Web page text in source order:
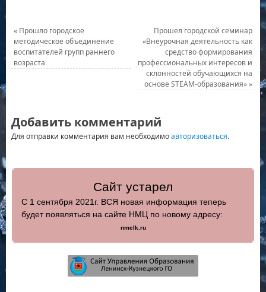
«Прошло городское
методическое объединение
воспитателей групп раннего
возраста
Прошел городской семинар
«Внеурочная деятельность как
средство формирования
профессиональных интересов и
склонностей обучающихся на
основе STEAM-образования»»
Добавить комментарий
Для отправки комментария вам необходимоавторизоваться.
Сайт устарел
С 1 сентября 2021г. ВСЯ новая информация теперь
будет появляться на сайте НМЦ по новому адресу:
nmclk.ru